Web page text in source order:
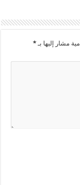
مشار إليها بـ*